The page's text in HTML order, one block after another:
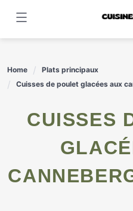
content
Home
Plats principaux
Cuisses de poulet glacées aux
CUISSES DE POULET